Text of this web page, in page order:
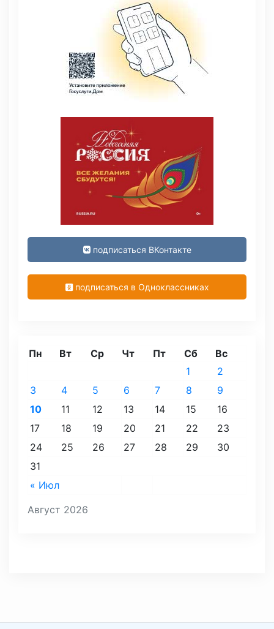
подписаться ВКонтакте
подписаться в Одноклассниках
Август 2026
Пн Вт Ср Чт Пт Сб Вс
« Июл
1
2
3
4 5 6 7 8
9
10
11 12 13 14 15
16
17
18 19 20 21 22
23
24
25 26 27 28 29
30
31